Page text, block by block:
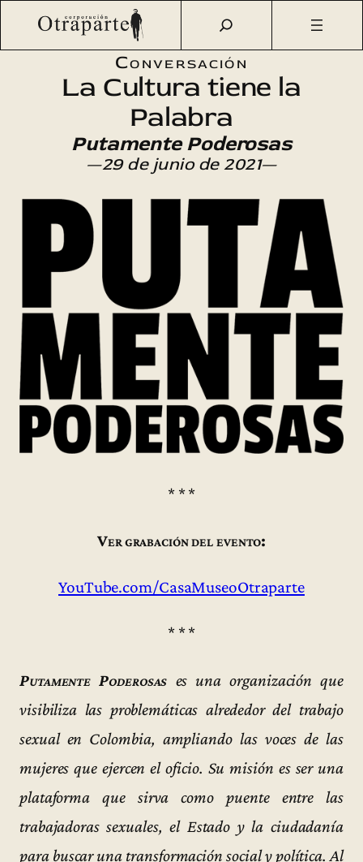
Saltar
Otraparte.org/Agenda Cultural /Arte
Conversación
La Cultura tiene la
Palabra
Putamente Poderosas
—29 de junio de 2021—
* * *
Ver grabación del evento:
YouTube.com/CasaMuseoOtraparte
* * *
Putamente Poderosas es una organización que
visibiliza las problemáticas alrededor del trabajo
sexual en Colombia, ampliando las voces de las
mujeres que ejercen el oficio. Su misión es ser una
plataforma que sirva como puente entre las
trabajadoras sexuales, el Estado y la ciudadanía
para buscar una transformación social y política. Al